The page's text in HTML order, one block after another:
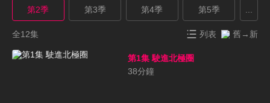
第2季 第3季 第4季 第5季
全12集 列表 舊→新
第1集 駛進北極圈
38分鐘